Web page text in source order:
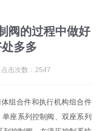
阀的过程中做好
多多
击次数：2547
组合件和执行机构组合件
座系列控制阀、双座系列